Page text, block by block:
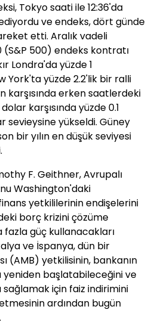
Tokyo saati ile 12:36'da
ve endeks, dört günde
etti. Aralık vadeli
500) endeks kontratı
Londra'da yüzde 1
York'ta yüzde 2.2'lik bir ralli
karşısında erken saatlerdeki
karşısında yüzde 0.1
sevieysine yükseldi. Güney
bir yılın en düşük seviyesi
F. Geithner, Avrupalı
Washington'daki
yetkililerinin endişelerini
borç krizini çözüme
güç kullanacakları
ve İspanya, dün bir
(AMB) yetkilisinin, bankanın
yeniden başlatabileceğini ve
için faiz indirimini
ardından bugün